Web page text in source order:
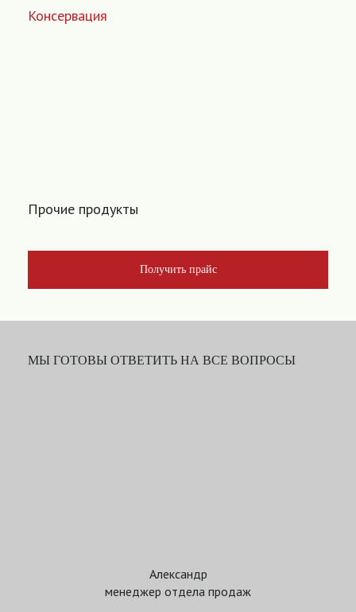
Консервация
Прочие продукты
Получить прайс
МЫ ГОТОВЫ ОТВЕТИТЬ НА ВСЕ ВОПРОСЫ
Александр
менеджер отдела продаж